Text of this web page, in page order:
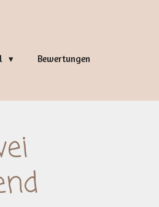
Bewertungen